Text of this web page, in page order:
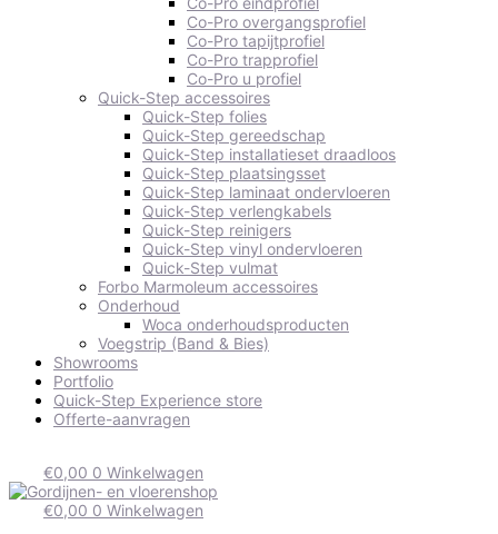
Co-Pro overgangsprofiel
Co-Pro tapijtprofiel
Co-Pro trapprofiel
Co-Pro u profiel
Quick-Step accessoires
Quick-Step folies
Quick-Step gereedschap
Quick-Step installatieset draadloos
Quick-Step plaatsingsset
Quick-Step laminaat ondervloeren
Quick-Step verlengkabels
Quick-Step reinigers
Quick-Step vinyl ondervloeren
Quick-Step vulmat
Forbo Marmoleum accessoires
Onderhoud
Woca onderhoudsproducten
Voegstrip (Band & Bies)
Showrooms
Portfolio
Quick-Step Experience store
Offerte-aanvragen
€0,00 0 Winkelwagen
€0,00 0 Winkelwagen